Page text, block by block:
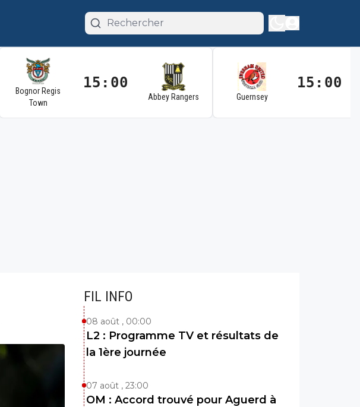
Bognor Regis
Town
15:00
Abbey Rangers Guernsey
15:00
FIL INFO
08 août , 00:00
L2 : Programme TV et résultats de
la 1ère journée
07 août , 23:00
OM : Accord trouvé pour Aguerd à